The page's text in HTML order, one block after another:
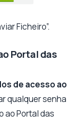
Ficheiro”.
Portal das
de acesso ao
qualquer senha
ao Portal das